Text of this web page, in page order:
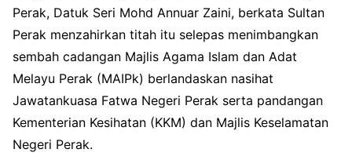
Perak, Datuk Seri Mohd Annuar Zaini, berkata Sultan
Perak menzahirkan titah itu selepas menimbangkan
sembah cadangan Majlis Agama Islam dan Adat
Melayu Perak (MAIPk) berlandaskan nasihat
Jawatankuasa Fatwa Negeri Perak serta pandangan
Kementerian Kesihatan (KKM) dan Majlis Keselamatan
Negeri Perak.